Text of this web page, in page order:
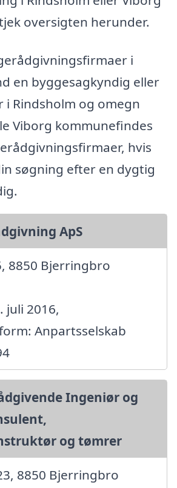
oversigten herunder.
i
en byggesagkyndig eller
i Rindsholm og omegn
Viborg kommunefindes
hvis
søgning efter en dygtig
ApS
8850 Bjerringbro
juli 2016,
Anpartsselskab
Ingeniør og
og tømrer
8850 Bjerringbro